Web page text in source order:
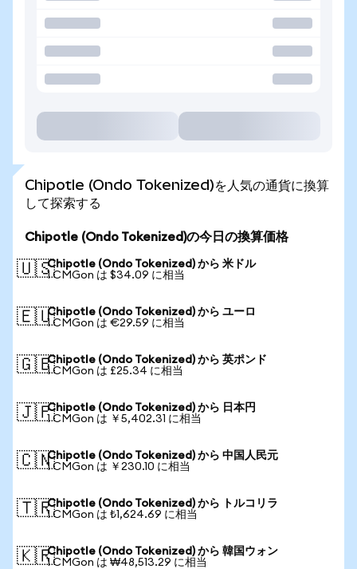
Chipotle (Ondo Tokenized)を人気の通貨に換算
して探索する
Chipotle (Ondo Tokenized)の今日の換算価格
🇺🇸Chipotle (Ondo Tokenized) から 米ドル
1 CMGon は $34.09 に相当
🇪🇺Chipotle (Ondo Tokenized) から ユーロ
1 CMGon は €29.59 に相当
🇬🇧Chipotle (Ondo Tokenized) から 英ポンド
1 CMGon は £25.34 に相当
🇯🇵Chipotle (Ondo Tokenized) から 日本円
1 CMGon は ￥5,402.31 に相当
🇨🇳Chipotle (Ondo Tokenized) から 中国人民元
1 CMGon は ￥230.10 に相当
🇹🇷Chipotle (Ondo Tokenized) から トルコリラ
1 CMGon は ₺1,624.69 に相当
🇰🇷Chipotle (Ondo Tokenized) から 韓国ウォン
1 CMGon は ₩48,513.29 に相当